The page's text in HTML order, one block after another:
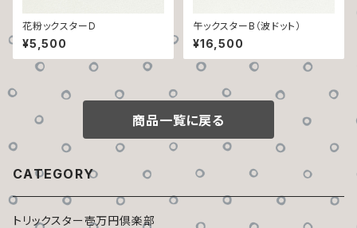
花粉ックスターD
¥5,500
午ックスターB（波ドット）
¥16,500
商品一覧に戻る
CATEGORY
トリックスター壱万円倶楽部